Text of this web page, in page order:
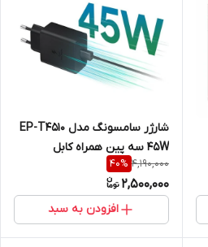
شارژر سامسونگ مدل EP-T4510
45W سه پین همراه کابل
اصل+گارانتی طلایی یک ساله
شرکتی
4,190,000
40%
2,500,000
افزودن به سبد